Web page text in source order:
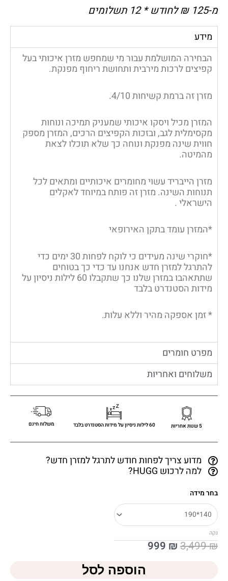
מ-125 ₪ לחודש * 12 תשלומים
מידע
הבחירה המושלמת עבור מי שמחפש מזרן איכותי בעל
קפיצים לרכות מירבית ותחושת ריחוף מפנקת.
מזרן זה ברמת קשיחות 4/10.
המזרן מכיל ויסקו איכותי שמעניק תמיכה ונוחות
מקסימלית לגב, ובזכות הקפיצים הרכים, המזרן מספק
חווית שינה מפנקת ונוחה כך שלא תוכלו לצאת
מהמיטה.
מזרן הייבריד עשוי מחומרים איכותיים ומתאים לכל
תנוחות השינה. מזרן זה פותח במיוחד לאקלים
הישראלי .
*המזרן עומד בתקן האירופאי
*חוקרי שינה מעידים כי לוקח לפחות 30 ימים כדי
להתרגל למזרן חדש אנחנו עד כדי כך בטוחים
שתתאהבו במזרן שלנו כך שתקבלו 60 לילות ניסיון על
מידות הסטנדרט בלבד
* זמן אספקה מהיר וללא עלות.
מפרט חומרים
משלוחים ואחריות
5 שנות אחריות 60 לילות ניסיון על מידות הסטנדרט בלבד משלוח חינם
מדוע צריך לפחות חודש לתרגל למזרן חדש?
למה לרכוש HUGG?
בחר מידה
נקה
3,499₪
999₪
הוספה לסל